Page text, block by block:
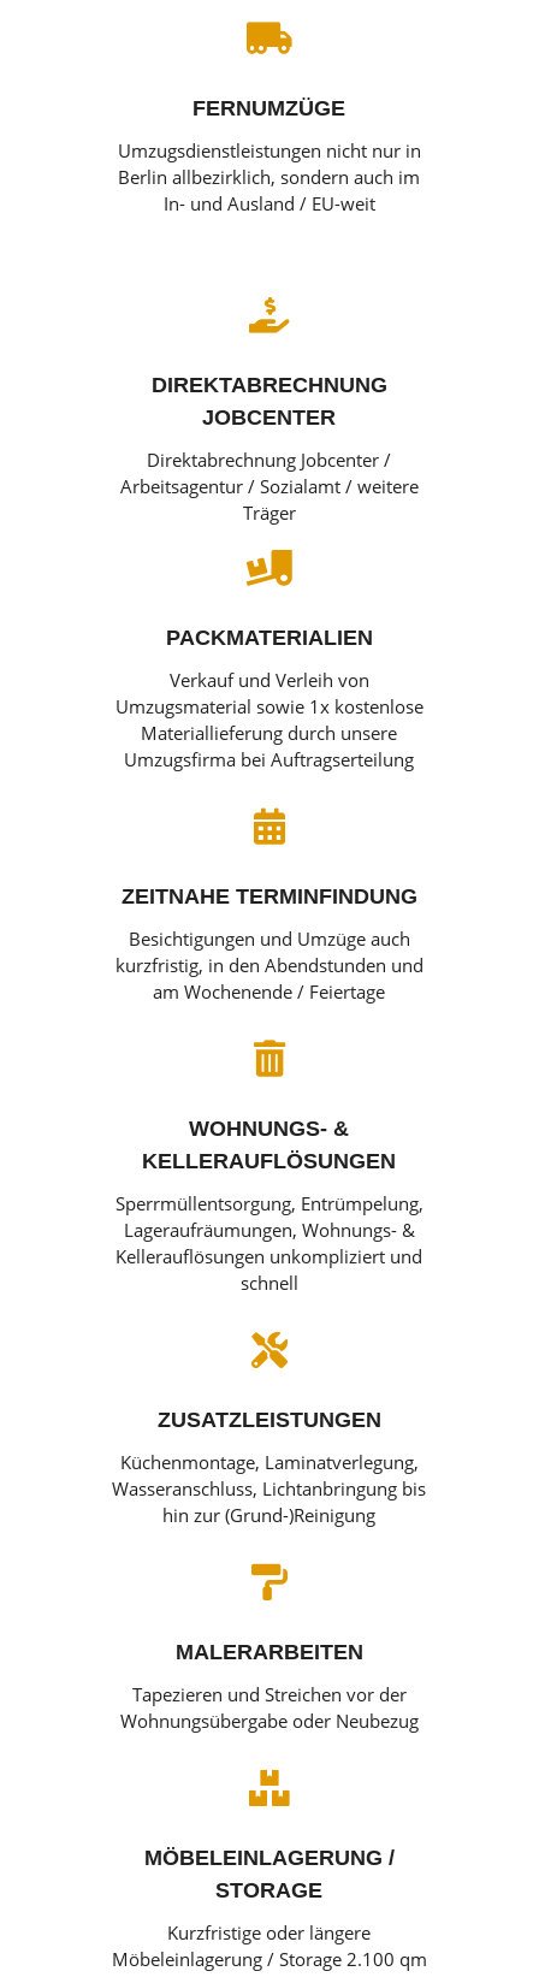

FERNUMZÜGE
Umzugsdienstleistungen nicht nur in
Berlin allbezirklich, sondern auch im
In- und Ausland / EU-weit

DIREKTABRECHNUNG
JOBCENTER
Direktabrechnung Jobcenter /
Arbeitsagentur / Sozialamt / weitere
Träger

PACKMATERIALIEN
Verkauf und Verleih von
Umzugsmaterial sowie 1x kostenlose
Materiallieferung durch unsere
Umzugsfirma bei Auftragserteilung

ZEITNAHE TERMINFINDUNG
Besichtigungen und Umzüge auch
kurzfristig, in den Abendstunden und
am Wochenende / Feiertage

WOHNUNGS- &
KELLERAUFLÖSUNGEN
Sperrmüllentsorgung, Entrümpelung,
Lageraufräumungen, Wohnungs- &
Kellerauflösungen unkompliziert und
schnell

ZUSATZLEISTUNGEN
Küchenmontage, Laminatverlegung,
Wasseranschluss, Lichtanbringung bis
hin zur (Grund-)Reinigung

MALERARBEITEN
Tapezieren und Streichen vor der
Wohnungsübergabe oder Neubezug

MÖBELEINLAGERUNG /
STORAGE
Kurzfristige oder längere
Möbeleinlagerung / Storage 2.100 qm